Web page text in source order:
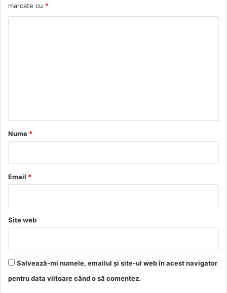
marcate cu *
r
*
Nume *
Email *
Site web
Salvează-mi numele, emailul și site-ul web în acest navigator
pentru data viitoare când o să comentez.